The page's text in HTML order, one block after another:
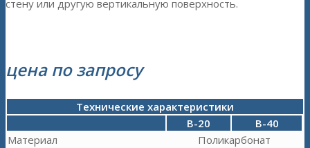
стену или другую вертикальную поверхность.
цена по запросу
Технические характеристики
В-20
В-40
Материал
Поликарбонат